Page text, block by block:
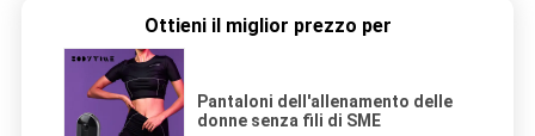
Ottieni il miglior prezzo per
Pantaloni dell'allenamento delle
donne senza fili di SME